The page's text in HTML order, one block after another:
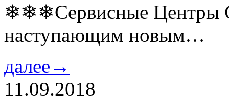
❄❄❄Сервисные Центры
наступающим новым…
далее→
11.09.2018